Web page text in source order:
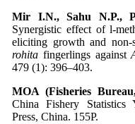
Mir I.N., Sahu N.P.,
Synergistic effect of l-
eliciting growth and non-
rohita fingerlings against
479 (1): 396–403.
MOA (Fisheries
China Fishery Statistics
Press, China. 155P.